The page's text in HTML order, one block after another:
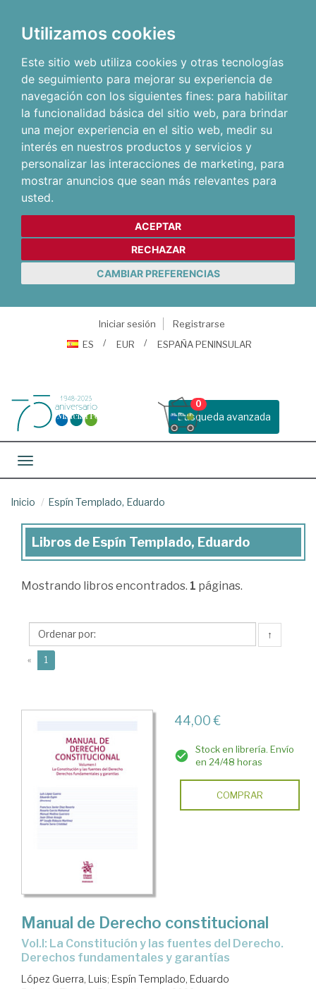
Utilizamos cookies
Este sitio web utiliza cookies y otras tecnologías
de seguimiento para mejorar su experiencia de
navegación con los siguientes fines: para habilitar
la funcionalidad básica del sitio web, para brindar
una mejor experiencia en el sitio web, medir su
interés en nuestros productos y servicios y
personalizar las interacciones de marketing, para
mostrar anuncios que sean más relevantes para
usted.
ACEPTAR
RECHAZAR
CAMBIAR PREFERENCIAS
Iniciar sesión
Registrarse
ES
EUR ESPAÑA PENINSULAR
Busqueda avanzada
0
Toggle navigation
Inicio Espín Templado, Eduardo
Libros
Espín
Eduardo
Libros de Espín Templado, Eduardo
Mostrando libros encontrados. 1 páginas.
↑
« 1
44,00 €
Stock en librería. Envío
en 24/48 horas
COMPRAR
Manual de Derecho constitucional
Vol.I: La Constitución y las fuentes del Derecho.
Derechos fundamentales y garantías
López Guerra, Luis; Espín Templado, Eduardo